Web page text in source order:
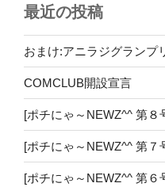
最近の投稿
おまけ:アニラジグランプ
COMCLUB開設宣言
[ポチにゃ～NEWZ^^ 第８
[ポチにゃ～NEWZ^^ 第７
[ポチにゃ～NEWZ^^ 第６